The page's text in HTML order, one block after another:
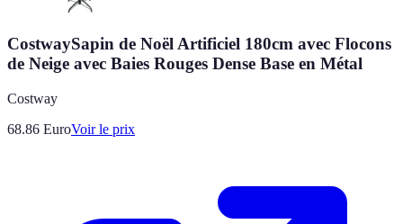
CostwaySapin de Noël Artificiel 180cm avec Flocons
de Neige avec Baies Rouges Dense Base en Métal
Costway
68.86 EuroVoir le prix